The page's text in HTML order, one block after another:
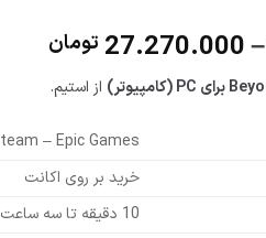
–
27.270.000 تومان
از استیم.
– Epic Games
خرید بر روی اکانت
10 دقیقه تا سه ساعت